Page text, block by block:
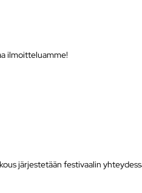
ilmoitteluamme!
järjestetään festivaalin